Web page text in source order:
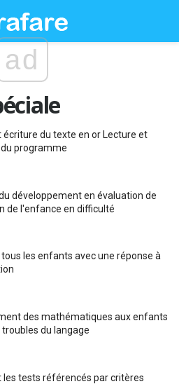
ad
écriture du texte en or Lecture et
programme
développement en évaluation de
de l'enfance en difficulté
les enfants avec une réponse à
des mathématiques aux enfants
du langage
les tests référencés par critères